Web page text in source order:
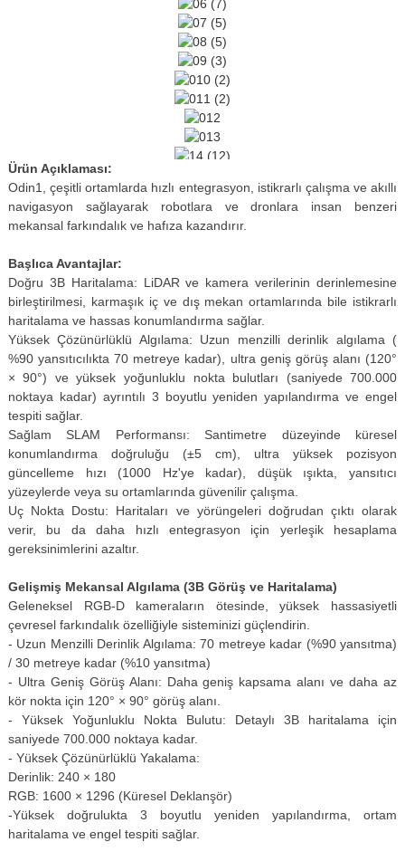
Ürün Açıklaması:
Odin1, çeşitli ortamlarda hızlı entegrasyon, istikrarlı çalışma ve akıllı
navigasyon sağlayarak robotlara ve dronlara insan benzeri
mekansal farkındalık ve hafıza kazandırır.
Başlıca Avantajlar:
Doğru 3B Haritalama: LiDAR ve kamera verilerinin derinlemesine
birleştirilmesi, karmaşık iç ve dış mekan ortamlarında bile istikrarlı
haritalama ve hassas konumlandırma sağlar.
Yüksek Çözünürlüklü Algılama: Uzun menzilli derinlik algılama (
%90 yansıtıcılıkta 70 metreye kadar), ultra geniş görüş alanı (120°
× 90°) ve yüksek yoğunluklu nokta bulutları (saniyede 700.000
noktaya kadar) ayrıntılı 3 boyutlu yeniden yapılandırma ve engel
tespiti sağlar.
Sağlam SLAM Performansı: Santimetre düzeyinde küresel
konumlandırma doğruluğu (±5 cm), ultra yüksek pozisyon
güncelleme hızı (1000 Hz'ye kadar), düşük ışıkta, yansıtıcı
yüzeylerde veya su ortamlarında güvenilir çalışma.
Uç Nokta Dostu: Haritaları ve yörüngeleri doğrudan çıktı olarak
verir, bu da daha hızlı entegrasyon için yerleşik hesaplama
gereksinimlerini azaltır.
Gelişmiş Mekansal Algılama (3B Görüş ve Haritalama)
Geleneksel RGB-D kameraların ötesinde, yüksek hassasiyetli
çevresel farkındalık özelliğiyle sisteminizi güçlendirin.
- Uzun Menzilli Derinlik Algılama: 70 metreye kadar (%90 yansıtma)
/ 30 metreye kadar (%10 yansıtma)
- Ultra Geniş Görüş Alanı: Daha geniş kapsama alanı ve daha az
kör nokta için 120° × 90° görüş alanı.
- Yüksek Yoğunluklu Nokta Bulutu: Detaylı 3B haritalama için
saniyede 700.000 noktaya kadar.
- Yüksek Çözünürlüklü Yakalama:
Derinlik: 240 × 180
RGB: 1600 × 1296 (Küresel Deklanşör)
-Yüksek doğrulukta 3 boyutlu yeniden yapılandırma, ortam
haritalama ve engel tespiti sağlar.